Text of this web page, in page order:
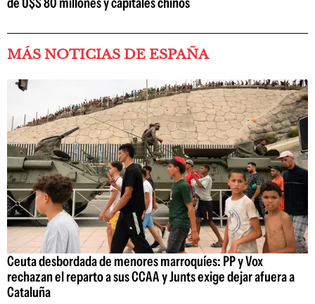
MÁS NOTICIAS DE ESPAÑA
Ceuta desbordada de menores marroquíes: PP y Vox
rechazan el reparto a sus CCAA y Junts exige dejar afuera a
Cataluña